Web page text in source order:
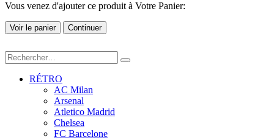
Vous venez d'ajouter ce produit à Votre Panier:
Voir le panier Continuer
RÉTRO
AC Milan
Arsenal
Atletico Madrid
Chelsea
FC Barcelone